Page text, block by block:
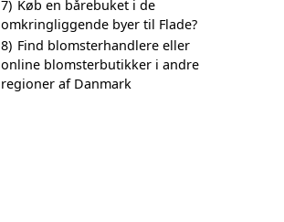
7) Køb en bårebuket i de
omkringliggende byer til Flade?
8) Find blomsterhandlere eller
online blomsterbutikker i andre
regioner af Danmark